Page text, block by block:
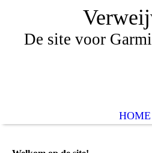
De site voor
HOME